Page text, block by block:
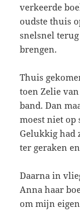
verkeerde
oudste thuis
snelsnel
brengen.
Thuis
toen Zelie
band. Dan
moest niet op
Gelukkig had
ter geraken
Daarna in
Anna haar
om mijn